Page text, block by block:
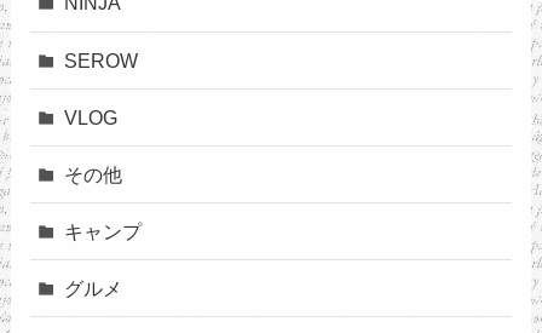
SEROW
VLOG
その他
キャンプ
グルメ